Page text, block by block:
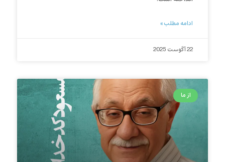
ادامه مطلب »
22 آگوست 2025
از ما